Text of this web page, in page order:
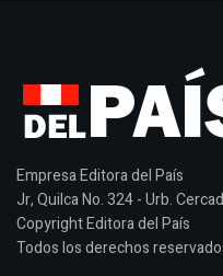
Empresa Editora del País
Jr, Quilca No. 324 - Urb.
Copyright Editora del País
Todos los derechos